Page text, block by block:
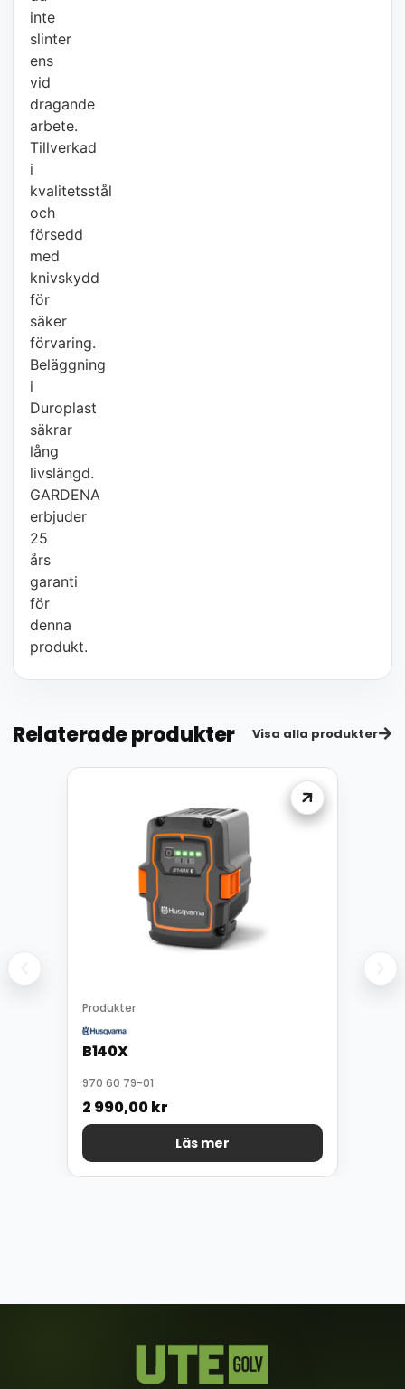
inte
slinter
ens
vid
dragande
arbete.
Tillverkad
i
kvalitetsstål
och
försedd
med
knivskydd
för
säker
förvaring.
Beläggning
i
Duroplast
säkrar
lång
livslängd.
GARDENA
erbjuder
25
års
garanti
för
denna
produkt.
Relaterade produkter Visa alla produkter
Produkter
B140X
970 60 79-01
2 990,00kr
Läs mer